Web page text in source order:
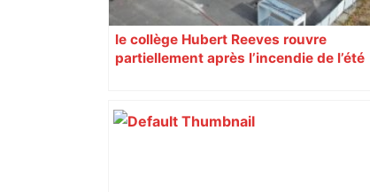
le collège Hubert Reeves rouvre
partiellement après l’incendie de l’été